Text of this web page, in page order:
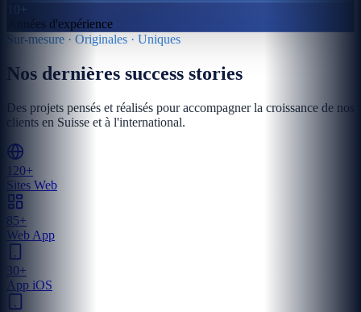
10+
Années d'expérience
Sur-mesure · Originales · Uniques
Nos dernières success stories
Des projets pensés et réalisés pour accompagner la croissance de nos
clients en Suisse et à l'international.
120+
Sites Web
85+
Web App
30+
App iOS